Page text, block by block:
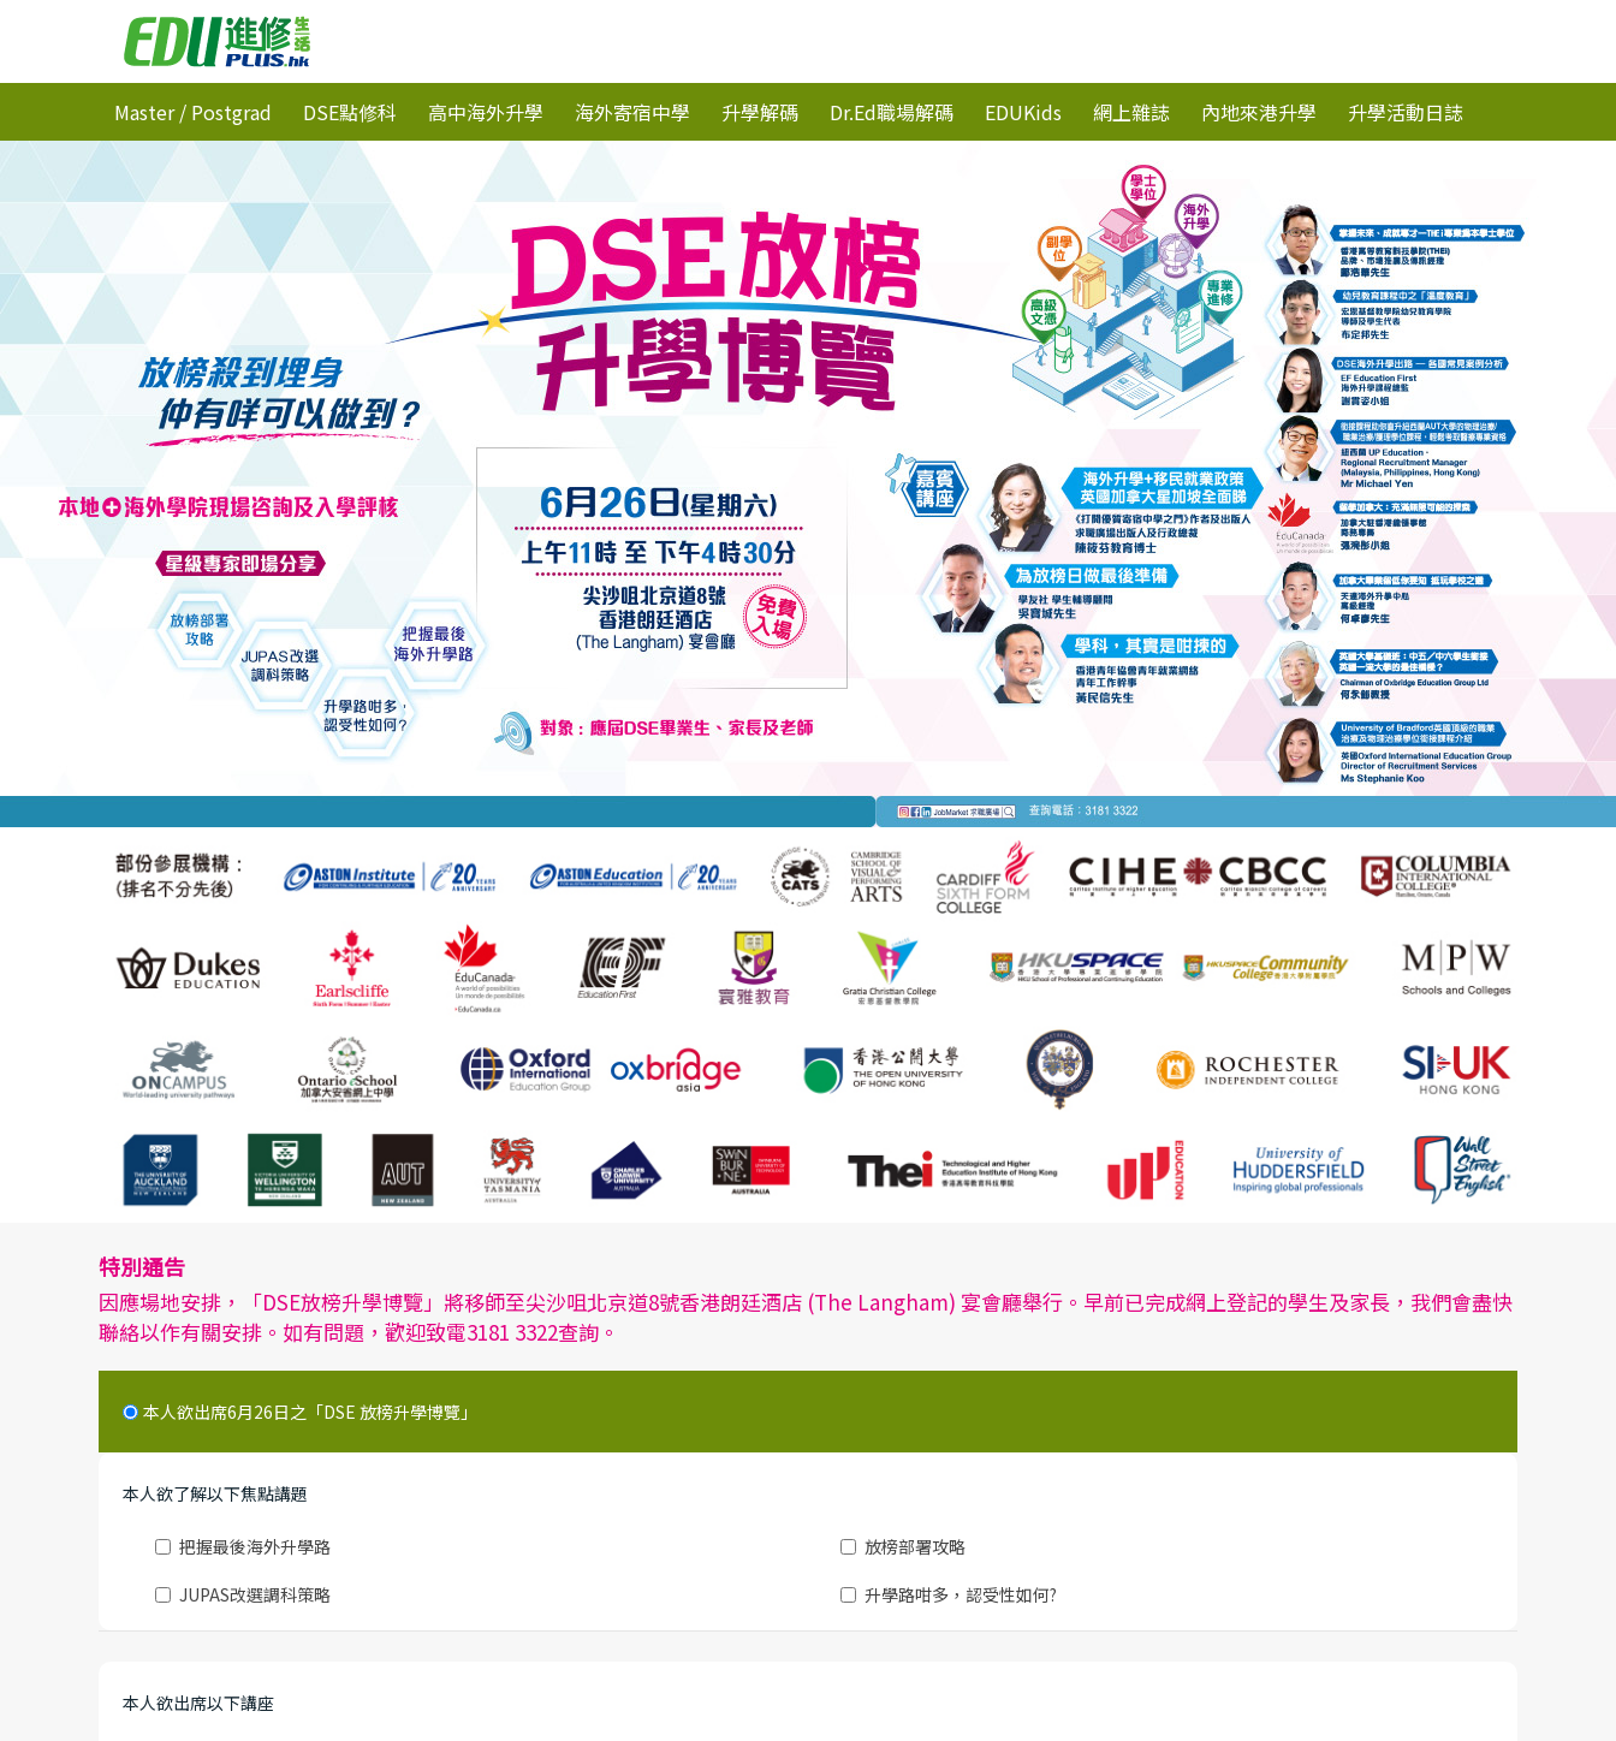
Master / Postgrad DSE點修科 高中海外升學 海外寄宿中學 升學解碼 Dr.Ed職場解碼 EDUKids 網上雜誌 內地來港升學 升學活動日誌
特別通告
因應場地安排，「DSE放榜升學博覽」將移師至尖沙咀北京道8號香港朗廷酒店 (The Langham) 宴會廳舉行。早前已完成網上登記的學生及家長，我們會盡快
聯絡以作有關安排。如有問題，歡迎致電3181 3322查詢。
本人欲出席6月26日之「DSE 放榜升學博覽」
本人欲了解以下焦點講題
把握最後海外升學路
放榜部署攻略
JUPAS改選調科策略
升學路咁多，認受性如何?
本人欲出席以下講座